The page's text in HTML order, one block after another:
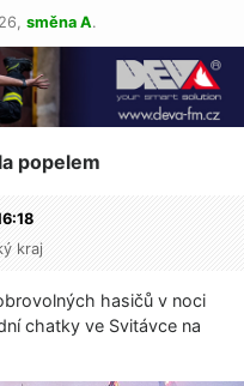
směna A.
popelem
kraj
hasičů v noci
chatky ve Svitávce na